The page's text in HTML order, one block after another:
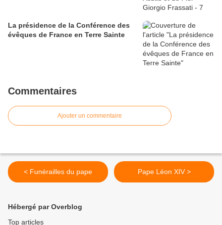
La présidence de la Conférence des
évêques de France en Terre Sainte
Commentaires
Ajouter un commentaire
< Funérailles du pape Pape Léon XIV >
Hébergé par Overblog
Top articles